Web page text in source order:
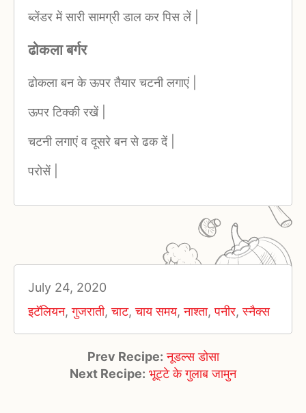
ब्लेंडर में सारी सामग्री डाल कर पिस लें |
ढोकला बर्गर
ढोकला बन के ऊपर तैयार चटनी लगाएं |
ऊपर टिक्की रखें |
चटनी लगाएं व दूसरे बन से ढक दें |
परोसें |
July 24, 2020
इटॅलियन,गुजराती,चाट,चाय समय,नाश्ता,पनीर,स्नैक्स
Prev Recipe: नूडल्स डोसा
Next Recipe: भूट्टे के गुलाब जामुन